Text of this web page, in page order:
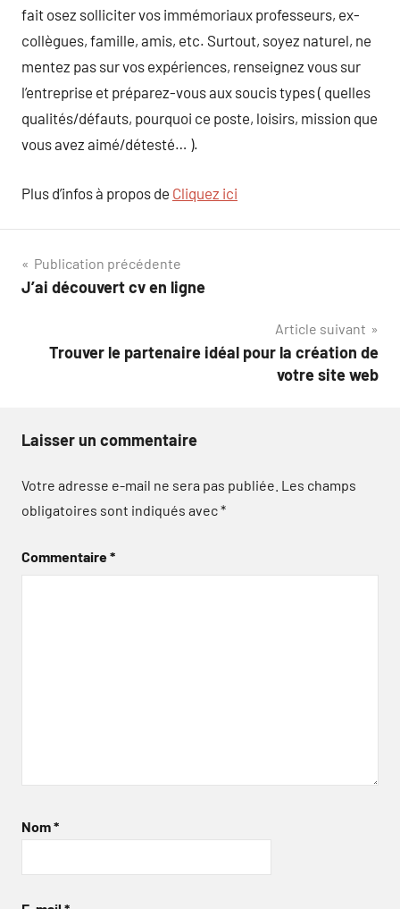
fait osez solliciter vos immémoriaux professeurs, ex-
collègues, famille, amis, etc. Surtout, soyez naturel, ne
mentez pas sur vos expériences, renseignez vous sur
l’entreprise et préparez-vous aux soucis types ( quelles
qualités/défauts, pourquoi ce poste, loisirs, mission que
vous avez aimé/détesté… ).
Plus d’infos à propos de Cliquez ici
Navigation
de
Publication précédente
J’ai découvert cv en ligne
Article suivant
Trouver le partenaire idéal pour la création de
votre site web
Laisser un commentaire
Votre adresse e-mail ne sera pas publiée. Les champs
obligatoires sont indiqués avec*
Commentaire*
Nom*